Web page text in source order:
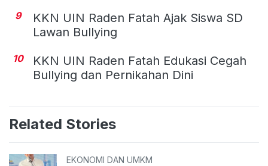
9
KKN UIN Raden Fatah Ajak Siswa SD
Lawan Bullying
10
KKN UIN Raden Fatah Edukasi Cegah
Bullying dan Pernikahan Dini
Related Stories
EKONOMI DAN UMKM